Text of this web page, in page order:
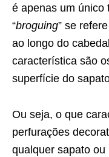
é apenas um único
“broguing” se
ao longo do
característica são
superfície do
Ou seja, o que
perfurações
qualquer sapato